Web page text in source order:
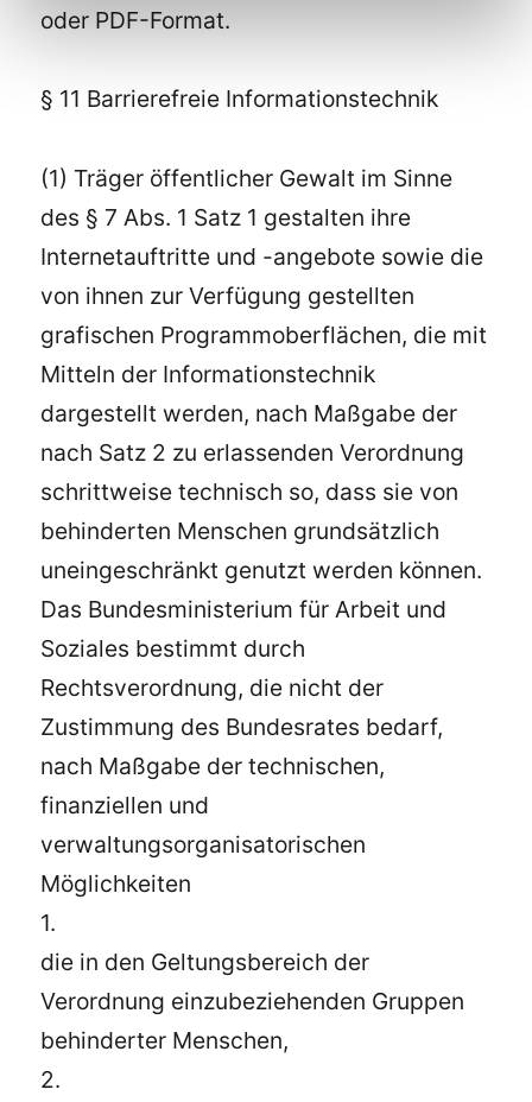
oder PDF-Format.
§ 11 Barrierefreie Informationstechnik
(1) Träger öffentlicher Gewalt im Sinne
des § 7 Abs. 1 Satz 1 gestalten ihre
Internetauftritte und -angebote sowie die
von ihnen zur Verfügung gestellten
grafischen Programmoberflächen, die mit
Mitteln der Informationstechnik
dargestellt werden, nach Maßgabe der
nach Satz 2 zu erlassenden Verordnung
schrittweise technisch so, dass sie von
behinderten Menschen grundsätzlich
uneingeschränkt genutzt werden können.
Das Bundesministerium für Arbeit und
Soziales bestimmt durch
Rechtsverordnung, die nicht der
Zustimmung des Bundesrates bedarf,
nach Maßgabe der technischen,
finanziellen und
verwaltungsorganisatorischen
Möglichkeiten
1.
die in den Geltungsbereich der
Verordnung einzubeziehenden Gruppen
behinderter Menschen,
2.